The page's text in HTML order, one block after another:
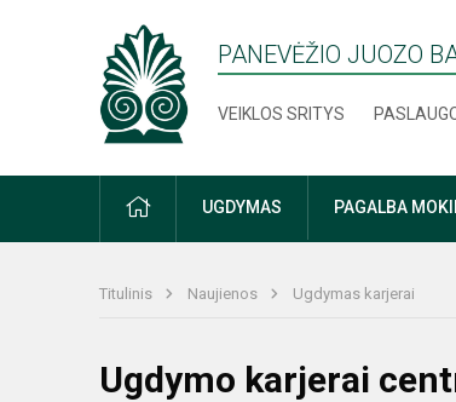
PANEVĖŽIO JUOZO
VEIKLOS SRITYS
PRADŽIAUGDYMAS PAGALBA
Titulinis Naujienos Ugdymas karjerai
Ugdymo karjerai